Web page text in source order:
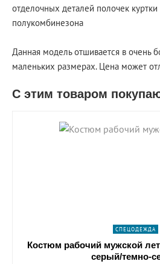
отделочных деталей полочек
полукомбинезона
Данная модель отшивается в очень
маленьких размерах. Цена может
С этим товаром
shopping_cart В
СПЕЦОДЕЖДА
Костюм рабочий мужской
серый/темно-